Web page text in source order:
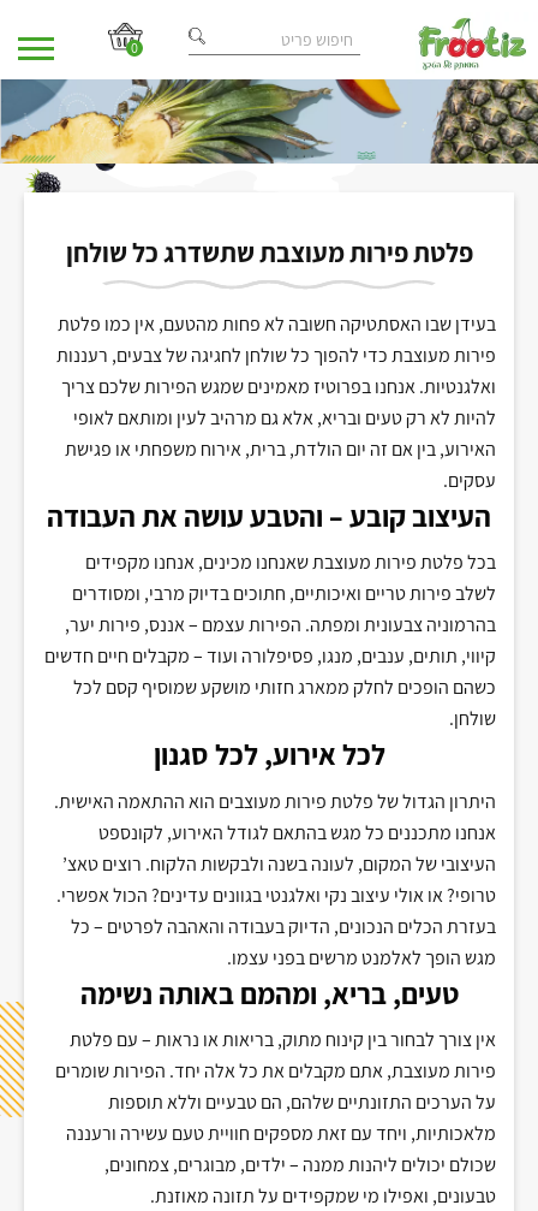
0
בית/מאמרים / פלטת פירות מעוצבת שתשדרג כל שולחן
פלטת פירות מעוצבת שתשדרג כל שולחן
בעידן שבו האסתטיקה חשובה לא פחות מהטעם, אין כמו פלטת
פירות מעוצבת כדי להפוך כל שולחן לחגיגה של צבעים, רעננות
ואלגנטיות. אנחנו בפרוטיז מאמינים שמגש הפירות שלכם צריך
להיות לא רק טעים ובריא, אלא גם מרהיב לעין ומותאם לאופי
האירוע, בין אם זה יום הולדת, ברית, אירוח משפחתי או פגישת
עסקים.
העיצוב קובע – והטבע עושה את העבודה
בכל פלטת פירות מעוצבת שאנחנו מכינים, אנחנו מקפידים
לשלב פירות טריים ואיכותיים, חתוכים בדיוק מרבי, ומסודרים
בהרמוניה צבעונית ומפתה. הפירות עצמם – אננס, פירות יער,
קיווי, תותים, ענבים, מנגו, פסיפלורה ועוד – מקבלים חיים חדשים
כשהם הופכים לחלק ממארג חזותי מושקע שמוסיף קסם לכל
שולחן.
לכל אירוע, לכל סגנון
היתרון הגדול של פלטת פירות מעוצבים הוא ההתאמה האישית.
אנחנו מתכננים כל מגש בהתאם לגודל האירוע, לקונספט
העיצובי של המקום, לעונה בשנה ולבקשות הלקוח. רוצים טאצ’
טרופי? או אולי עיצוב נקי ואלגנטי בגוונים עדינים? הכול אפשרי.
בעזרת הכלים הנכונים, הדיוק בעבודה והאהבה לפרטים – כל
מגש הופך לאלמנט מרשים בפני עצמו.
טעים, בריא, ומהמם באותה נשימה
אין צורך לבחור בין קינוח מתוק, בריאות או נראות – עם פלטת
פירות מעוצבת, אתם מקבלים את כל אלה יחד. הפירות שומרים
על הערכים התזונתיים שלהם, הם טבעיים וללא תוספות
מלאכותיות, ויחד עם זאת מספקים חוויית טעם עשירה ורעננה
שכולם יכולים ליהנות ממנה – ילדים, מבוגרים, צמחונים,
טבעונים, ואפילו מי שמקפידים על תזונה מאוזנת.